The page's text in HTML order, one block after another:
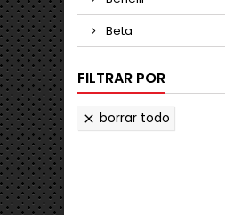
Beta
FILTRAR POR
 borrar todo